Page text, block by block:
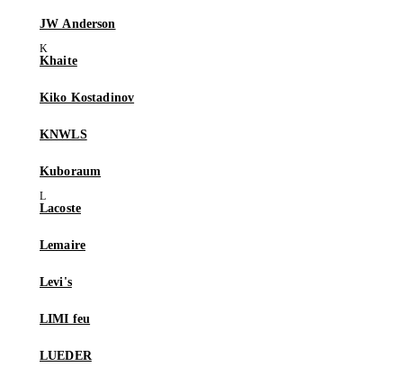
JW Anderson
Khaite
Kiko Kostadinov
KNWLS
Kuboraum
Lacoste
Lemaire
Levi's
LIMI feu
LUEDER